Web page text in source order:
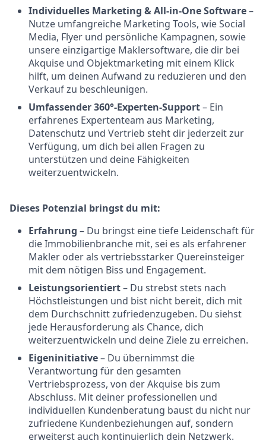
Individuelles Marketing & All-in-One Software–
Nutze umfangreiche Marketing Tools, wie Social
Media, Flyer und persönliche Kampagnen, sowie
unsere einzigartige Maklersoftware, die dir bei
Akquise und Objektmarketing mit einem Klick
hilft, um deinen Aufwand zu reduzieren und den
Verkauf zu beschleunigen.
Umfassender 360°-Experten-Support– Ein
erfahrenes Expertenteam aus Marketing,
Datenschutz und Vertrieb steht dir jederzeit zur
Verfügung, um dich bei allen Fragen zu
unterstützen und deine Fähigkeiten
weiterzuentwickeln.
Dieses Potenzial bringst du mit:
Erfahrung – Du bringst eine tiefe Leidenschaft für
die Immobilienbranche mit, sei es als erfahrener
Makler oder als vertriebsstarker Quereinsteiger
mit dem nötigen Biss und Engagement.
Leistungsorientiert– Du strebst stets nach
Höchstleistungen und bist nicht bereit, dich mit
dem Durchschnitt zufriedenzugeben. Du siehst
jede Herausforderung als Chance, dich
weiterzuentwickeln und deine Ziele zu erreichen.
Eigeninitiative– Du übernimmst die
Verantwortung für den gesamten
Vertriebsprozess, von der Akquise bis zum
Abschluss. Mit deiner professionellen und
individuellen Kundenberatung baust du nicht nur
zufriedene Kundenbeziehungen auf, sondern
erweiterst auch kontinuierlich dein Netzwerk.